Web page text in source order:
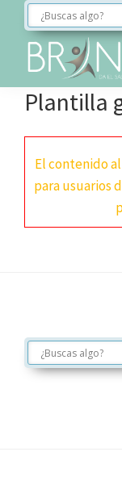
Saltar
navegación
principal
Saltar
contenido
Saltar
página
BRINCO
FORMACIÓN
Plantilla
El contenido
para usuarios
Footer